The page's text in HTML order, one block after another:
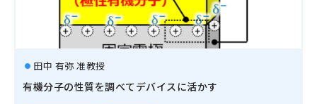
田中 有弥 准教授
有機分子の性質を調べてデバイスに活かす